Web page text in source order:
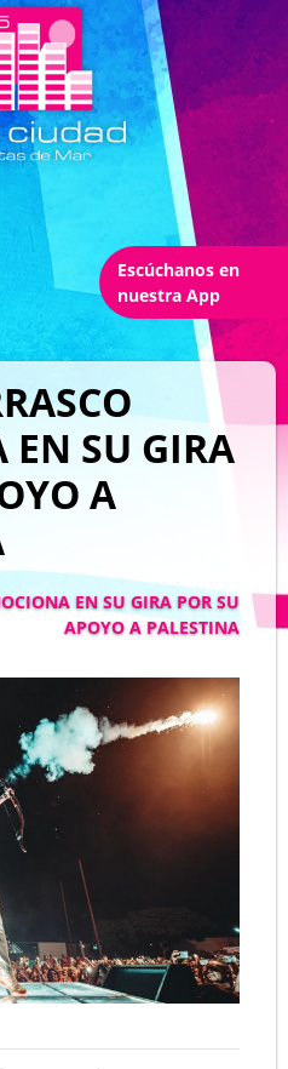
Escúchanos en
nuestra App
EN SU GIRA
A
EN SU GIRA POR SU
APOYO A PALESTINA